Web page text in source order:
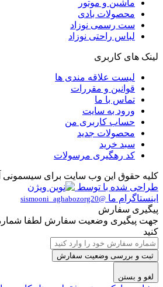
ماشین و موتور
محصولات بادی
ست رسمی نوزاد
لباس راحتی نوزاد
لینک های کاربری
لیست علاقه مندی ها
قوانین و مقررات
تماس با ما
ورود به سایت
حساب کاربری من
محصولات جدید
سبد خرید
کد رهگیری مرسولات
کلیه حقوق این وب سایت برای
طراحی شده با توسط
اینستاگرام ما @sismooni_aghabozorg20
پیگیری سفارش
کنید
ثبت و بررسی وضعیت سفارش
لغو و بستن